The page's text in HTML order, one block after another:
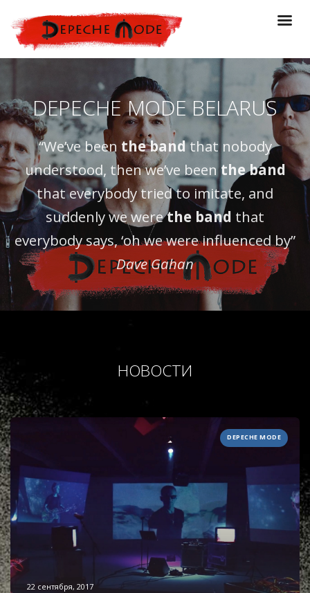
DEPECHE MODE BELARUS
“We’ve been the bandthat nobody
understood, then we’ve been the band
that everybody tried to imitate, and
suddenly we werethe band that
everybody says, ‘oh we were influenced by”
Dave Gahan
НОВОСТИ
DEPECHE MODE
22 сентября, 2017